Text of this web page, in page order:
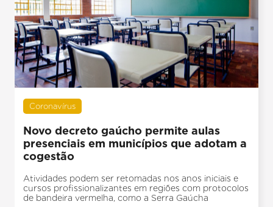
Coronavírus
Novo decreto gaúcho permite aulas
presenciais em municípios que adotam a
cogestão
Atividades podem ser retomadas nos anos iniciais e
cursos profissionalizantes em regiões com protocolos
de bandeira vermelha, como a Serra Gaúcha